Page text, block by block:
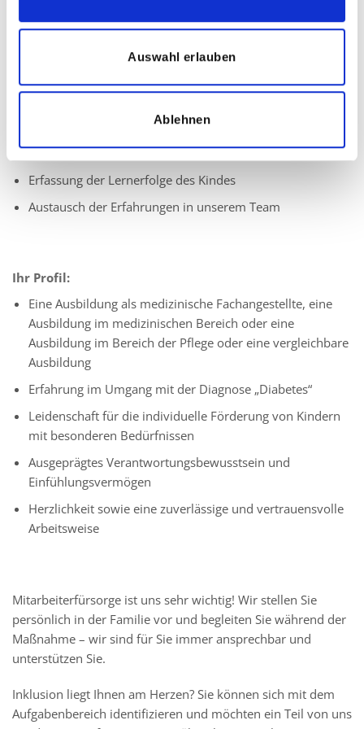
Auswahl erlauben
Ablehnen
Sicherheit zu geben
Stoffwechselentgleisungen/Blutzuckerentgleisungen
Förderung
Erfassung der Lernerfolge des Kindes
Austausch der Erfahrungen in unserem Team
Ihr Profil:
Eine Ausbildung als medizinische Fachangestellte, eine
Ausbildung im medizinischen Bereich oder eine
Ausbildung im Bereich der Pflege oder eine vergleichbare
Ausbildung
Erfahrung im Umgang mit der Diagnose „Diabetes“
Leidenschaft für die individuelle Förderung von Kindern
mit besonderen Bedürfnissen
Ausgeprägtes Verantwortungsbewusstsein und
Einfühlungsvermögen
Herzlichkeit sowie eine zuverlässige und vertrauensvolle
Arbeitsweise
Mitarbeiterfürsorge ist uns sehr wichtig! Wir stellen Sie
persönlich in der Familie vor und begleiten Sie während der
Maßnahme – wir sind für Sie immer ansprechbar und
unterstützen Sie.
Inklusion liegt Ihnen am Herzen? Sie können sich mit dem
Aufgabenbereich identifizieren und möchten ein Teil von uns